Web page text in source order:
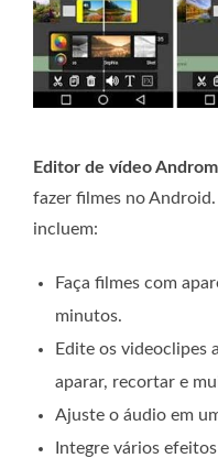
Editor de vídeo
fazer filmes no
incluem:
Faça filmes com
minutos.
Edite os videoclipes
aparar, recortar e
Ajuste o áudio em
Integre vários